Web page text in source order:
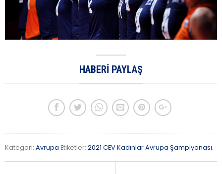
HABERI PAYLAŞ
Kategori: Avrupa Etiketler: 2021 CEV Kadınlar Avrupa Şampiyonası.